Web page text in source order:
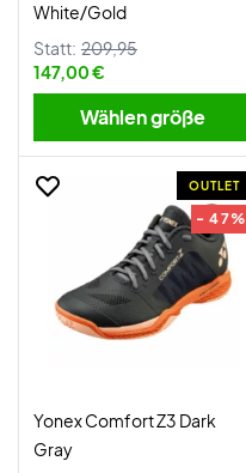
White/Gold
Statt: 209,95
147,00 €
Wählen größe
OUTLET
- 47%
Yonex Comfort Z3 Dark
Gray